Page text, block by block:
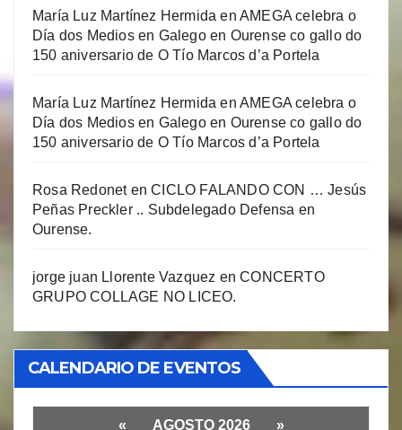
María Luz Martínez Hermida enAMEGA celebra o
Día dos Medios en Galego en Ourense co gallo do
150 aniversario de O Tío Marcos d’a Portela
María Luz Martínez Hermida enAMEGA celebra o
Día dos Medios en Galego en Ourense co gallo do
150 aniversario de O Tío Marcos d’a Portela
Rosa RedonetenCICLO FALANDO CON … Jesús
Peñas Preckler .. Subdelegado Defensa en
Ourense.
jorge juan Llorente Vazquez enCONCERTO
GRUPO COLLAGE NO LICEO.
CALENDARIO DE EVENTOS
« AGOSTO 2026 »